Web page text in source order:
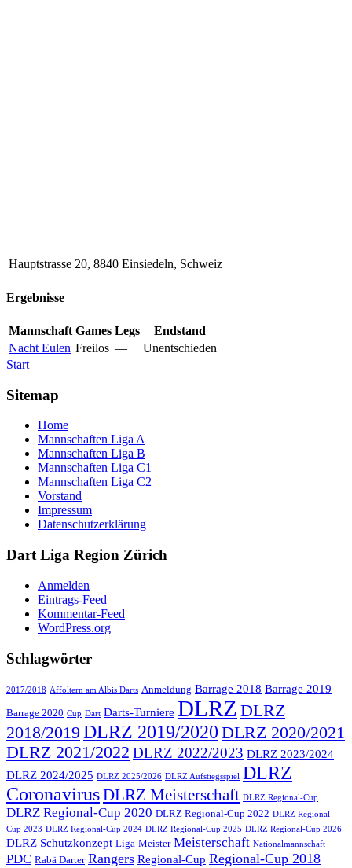
Hauptstrasse 20, 8840 Einsiedeln, Schweiz
Ergebnisse
Mannschaft Games Legs
Endstand
Nacht Eulen Freilos —
Unentschieden
Start
Sitemap
Home
Mannschaften Liga A
Mannschaften Liga B
Mannschaften Liga C1
Mannschaften Liga C2
Vorstand
Impressum
Datenschutzerklärung
Dart Liga Region Zürich
Anmelden
Eintrags-Feed
Kommentar-Feed
WordPress.org
Schlagwörter
2017/2018 Affoltern am Albis Darts Anmeldung Barrage 2018 Barrage 2019
Barrage 2020 Cup Dart Darts-Turniere DLRZ DLRZ
2018/2019 DLRZ 2019/2020 DLRZ 2020/2021
DLRZ 2021/2022 DLRZ 2022/2023 DLRZ 2023/2024
DLRZ 2024/2025 DLRZ 2025/2026 DLRZ Aufstiegsspiel DLRZ
CoronavirusDLRZ Meisterschaft DLRZ Regional-Cup
DLRZ Regional-Cup 2020 DLRZ Regional-Cup 2022 DLRZ Regional-
Cup 2023 DLRZ Regional-Cup 2024 DLRZ Regional-Cup 2025 DLRZ Regional-Cup 2026
DLRZ Schutzkonzept Liga Meister Meisterschaft Nationalmannschaft
PDC Rabä Darter Rangers Regional-Cup Regional-Cup 2018